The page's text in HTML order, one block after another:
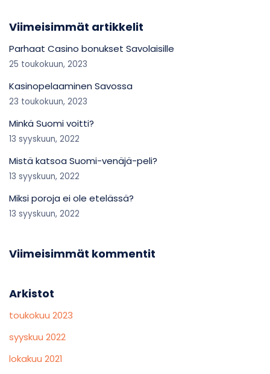
Viimeisimmät artikkelit
Parhaat Casino bonukset Savolaisille
25 toukokuun, 2023
Kasinopelaaminen Savossa
23 toukokuun, 2023
Minkä Suomi voitti?
13 syyskuun, 2022
Mistä katsoa Suomi-venäjä-peli?
13 syyskuun, 2022
Miksi poroja ei ole etelässä?
13 syyskuun, 2022
Viimeisimmät kommentit
Arkistot
toukokuu 2023
syyskuu 2022
lokakuu 2021